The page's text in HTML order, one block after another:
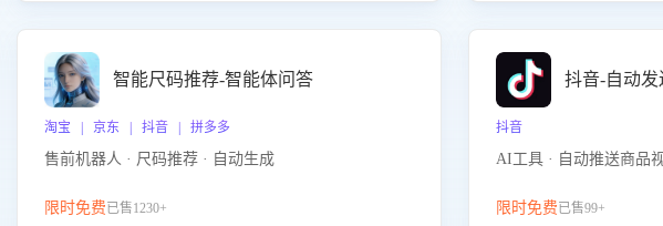
智能尺码推荐-智能体问答
淘宝 | 京东 | 抖音 | 拼多多
售前机器人 · 尺码推荐 · 自动生成
限时免费已售1230+
抖音
AI工具 · 自动推送商品
限时免费已售99+